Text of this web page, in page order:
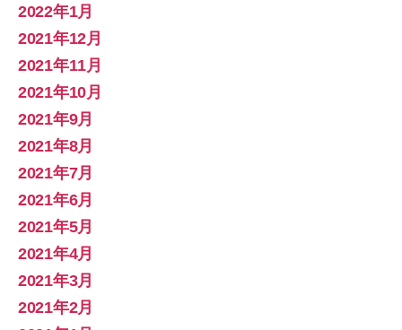
2022年1月
2021年12月
2021年11月
2021年10月
2021年9月
2021年8月
2021年7月
2021年6月
2021年5月
2021年4月
2021年3月
2021年2月